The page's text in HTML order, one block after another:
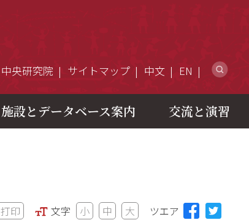
中央研究院 サイトマップ 中文 EN
施設とデータベース案内 交流と演習
打印 文字 小 中 大 ツエア